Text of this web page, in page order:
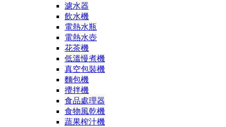
濾水器
飲水機
電熱水瓶
電熱水壺
花茶機
低溫慢煮機
真空包裝機
麵包機
攪拌機
食品處理器
食物風乾機
蔬果榨汁機